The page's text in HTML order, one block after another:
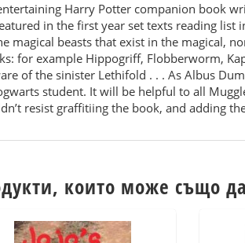
Harry Potter companion book
in the first year set texts reading list
magical beasts that exist in the magical,
for example Hippogriff, Flobberworm,
of the sinister Lethifold . . . As Albus
student. It will be helpful to all
resist graffitiing the book, and adding
които може също